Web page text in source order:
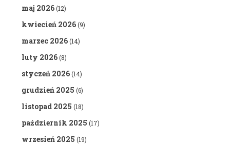
maj 2026(12)
kwiecień 2026(9)
marzec 2026(14)
luty 2026(8)
styczeń 2026(14)
grudzień 2025 (6)
listopad 2025 (18)
październik 2025 (17)
wrzesień 2025 (19)